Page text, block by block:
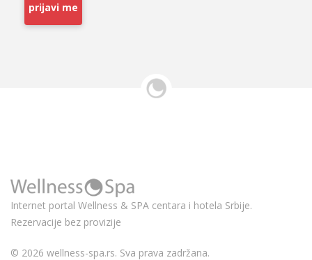
prijavi me
Internet portal Wellness & SPA centara i hotela Srbije.
Rezervacije bez provizije
© 2026 wellness-spa.rs. Sva prava zadržana.